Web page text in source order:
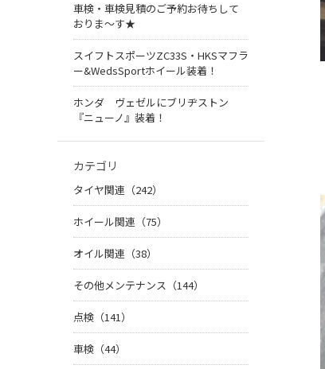
車検・車検見積のご予約お待ちして
おりま～す★
スイフトスポーツZC33S・HKSマフラ
ー&WedsSportホイール装着！
ホンダ ヴェゼルにブリヂストン
『ニューノ』装着！
カテゴリ
タイヤ関連（242）
ホイール関連（75）
オイル関連（38）
その他メンテナンス（144）
点検（141）
車検（44）